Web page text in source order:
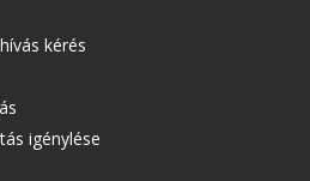
kérés
igénylése